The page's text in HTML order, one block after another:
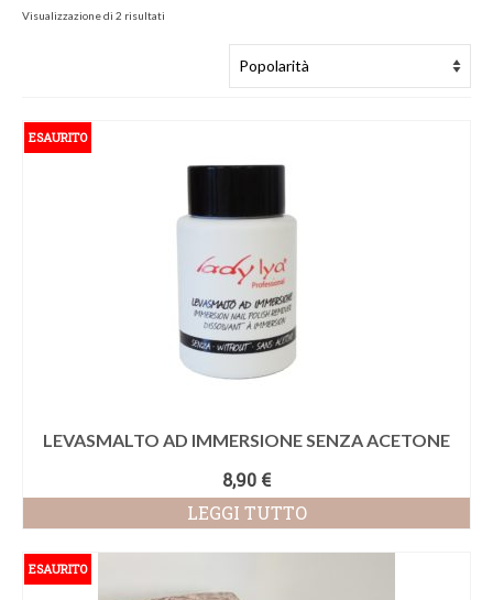
Visualizzazione di 2 risultati
ESAURITO
LEVASMALTO AD IMMERSIONE SENZA ACETONE
8,90 €
LEGGI TUTTO
ESAURITO